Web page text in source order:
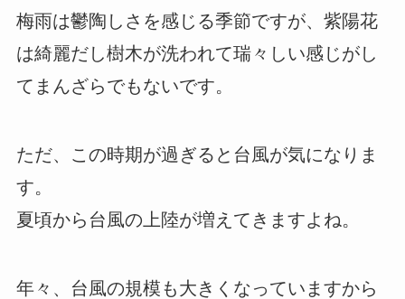
梅雨は鬱陶しさを感じる季節ですが、紫陽花
は綺麗だし樹木が洗われて瑞々しい感じがし
てまんざらでもないです。
ただ、この時期が過ぎると台風が気になりま
す。
夏頃から台風の上陸が増えてきますよね。
年々、台風の規模も大きくなっていますから